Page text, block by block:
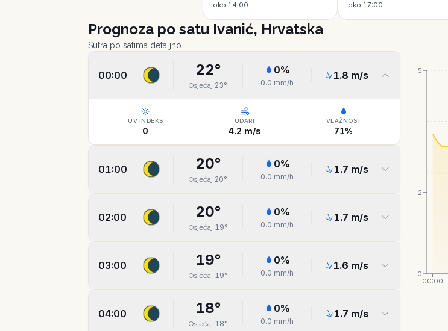
oko 14:00 oko 17:00
Prognoza po satu Ivanić, Hrvatska
Sutra po satima detaljno
00:00 22°
Osjećaj 23°
0%
0.0 mm/h
1.8 m/s
UV INDEKS
0
UDARI
4.2 m/s
VLAŽNOST
71%
01:00 20°
Osjećaj 20°
0%
0.0 mm/h
1.7 m/s
02:00 20°
Osjećaj 19°
0%
0.0 mm/h
1.7 m/s
03:00 19°
Osjećaj 19°
0%
0.0 mm/h
1.6 m/s
04:00 18°
Osjećaj 18°
0%
0.0 mm/h
1.7 m/s
00:00
0
2
5